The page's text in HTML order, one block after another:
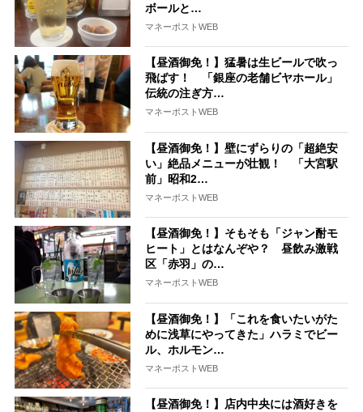
ボールと…
マネーポストWEB
【昼酒御免！】猛暑は生ビールで吹っ
飛ばす！ 「銀座の老舗ビヤホール」
伝統の注ぎ方…
マネーポストWEB
【昼酒御免！】壁にずらりの「超絶安
い」絶品メニューが壮観！ 「大宮駅
前」昭和2…
マネーポストWEB
【昼酒御免！】そもそも「ジャン酎モ
ヒート」とはなんぞや？ 昼飲み激戦
区「赤羽」の…
マネーポストWEB
【昼酒御免！】「これを食いたいがた
めに浅草にやってきた」ハラミでビー
ル、ホルモン…
マネーポストWEB
【昼酒御免！】店内中央には酒好きを